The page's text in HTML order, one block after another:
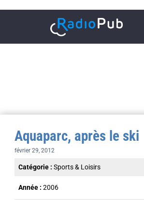
Aquaparc, après le ski
février 29, 2012
Catégorie : Sports & Loisirs
Année : 2006